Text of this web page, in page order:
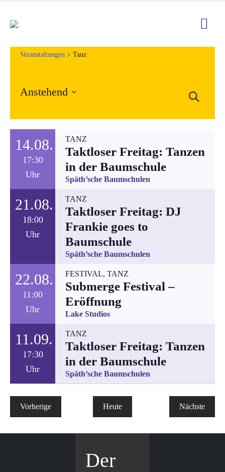
Veranstaltungen Tanz
Suche
Anstehend
wählen.
14.08.
17:30
Uhr
TANZ
Taktloser Freitag: Tanzen
in der Baumschule
Späth’sche Baumschulen
21.08.
18:00
Uhr
TANZ
Taktloser Freitag: DJ
Frankie goes to
Baumschule
Späth’sche Baumschulen
22.08.
11:00
Uhr
FESTIVAL, TANZ
Submerge Festival –
Eröffnung
Lake Studios
11.09.
17:30
Uhr
TANZ
Taktloser Freitag: Tanzen
in der Baumschule
Späth’sche Baumschulen
VorherigeVeranstaltungen Heute
Nächste
Der